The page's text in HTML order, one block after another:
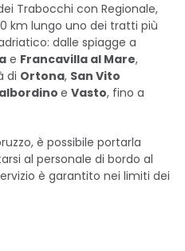
Trabocchi con Regionale,
km lungo uno dei tratti più
dalle spiagge a
e Francavilla al Mare,
di Ortona, San Vito
e Vasto, fino a
è possibile portarla
al personale di bordo al
è garantito nei limiti dei